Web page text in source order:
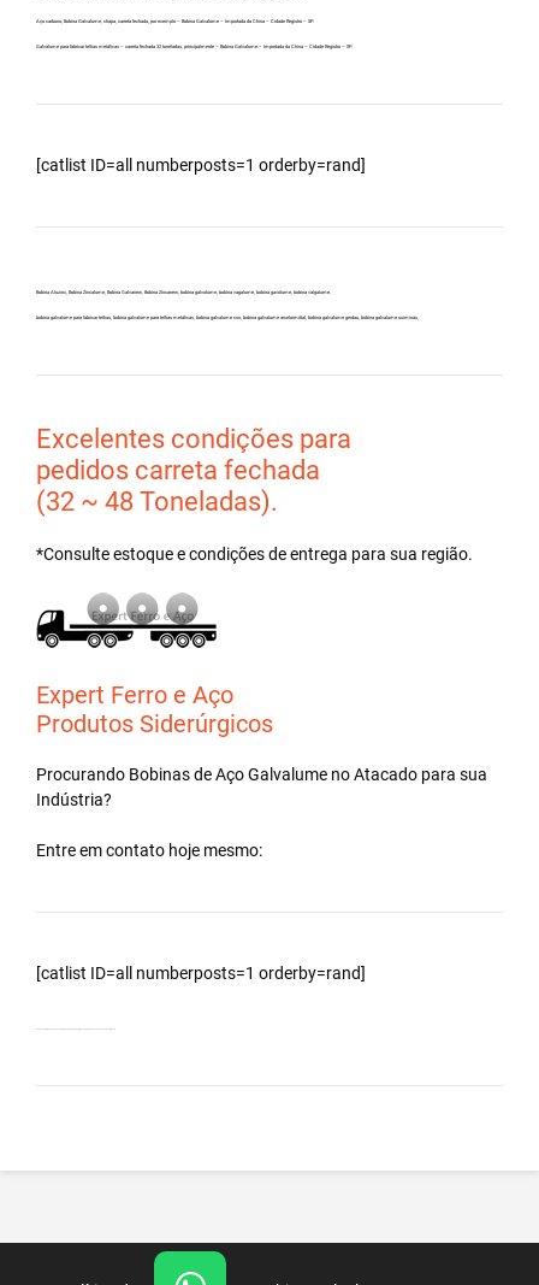
Aço carbono, Bobina Galvalume, chapa, carreta fechada, por exemplo – Bobina Galvalume – Importada da China – Cidade Registro – SP.
Galvalume para fabricar telhas metálicas – carreta fechada 32 toneladas, principalmente – Bobina Galvalume – Importada da China – Cidade Registro – SP.
[catlist ID=all numberposts=1 orderby=rand]
Bobina Aluzinc, Bobina Zincalume, Bobina Galvanew, Bobina Zincanew, bobina galvolume, bobina vagalume, bobina gavolume, bobina valgalume,
bobina galvalume para fabricar telhas, bobina galvalume para telhas metálicas, bobina galvalume csn, bobina galvalume arcelormittal, bobina galvalume gerdau, bobina galvalume usiminas,
Excelentes condições para
pedidos carreta fechada
(32 ~ 48 Toneladas).
*Consulte estoque e condições de entrega para sua região.
Expert Ferro e Aço
Produtos Siderúrgicos
Procurando Bobinas deAço Galvalume noAtacado para sua
Indústria?
Entre em contato hoje mesmo:
[catlist ID=all numberposts=1 orderby=rand]